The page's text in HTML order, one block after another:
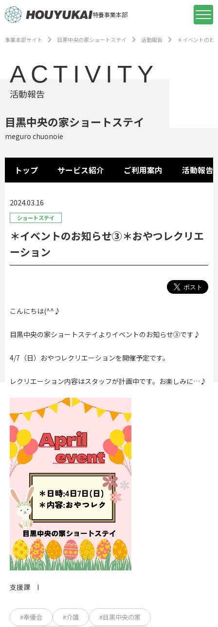
特養事業本部
事業本部サイト 目黒中央の家ショートステイ 活動報告 ＊イベントの
ACTIVITY
活動報告
目黒中央の家ショートステイ
meguro chuonoie
トップ サービス紹介 ご利用案内 活動報告
2024.03.16
ショートステイ
＊イベントのお知らせ③＊おやつレクリエ
ーション
こんにちは(^^♪
目黒中央の家ショートステイよりイベントのお知らせ③です♪
4/7（日）おやつレクリエーションを開催予定です。
レクリエーション内容はスタッフが計画中です。お楽しみに…♪
支援課 I
#奉優会 #介護
#目黒中央の家